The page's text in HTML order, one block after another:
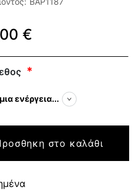
€
ενέργεια...
στο καλάθι